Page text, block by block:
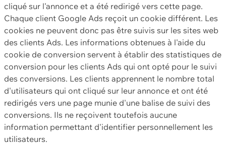
cliqué sur l'annonce et a été redirigé vers cette page.
Chaque client Google Ads reçoit un cookie différent. Les
cookies ne peuvent donc pas être suivis sur les sites web
des clients Ads. Les informations obtenues à l'aide du
cookie de conversion servent à établir des statistiques de
conversion pour les clients Ads qui ont opté pour le suivi
des conversions. Les clients apprennent le nombre total
d'utilisateurs qui ont cliqué sur leur annonce et ont été
redirigés vers une page munie d'une balise de suivi des
conversions. Ils ne reçoivent toutefois aucune
information permettant d'identifier personnellement les
utilisateurs.